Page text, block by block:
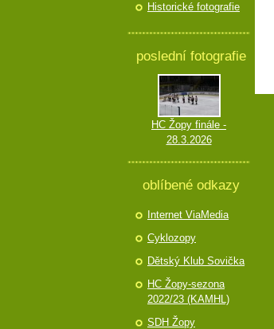
Historické fotografie
poslední fotografie
HC Žopy finále -
28.3.2026
oblíbené odkazy
Internet ViaMedia
Cyklozopy
Dětský Klub Sovička
HC Žopy-sezona
2022/23 (KAMHL)
SDH Žopy